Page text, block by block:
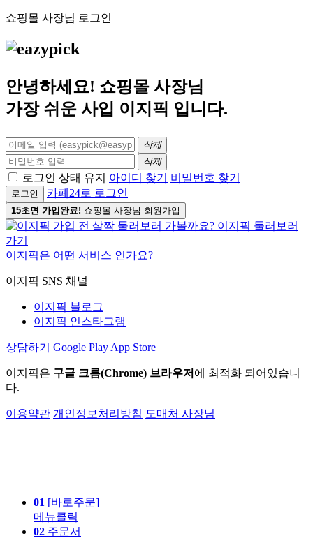
쇼핑몰 사장님 로그인
안녕하세요! 쇼핑몰 사장님
가장 쉬운 사입 이지픽 입니다.
삭제
삭제
로그인 상태 유지 아이디 찾기 비밀번호 찾기
로그인 카페24로 로그인
15초면 가입완료! 쇼핑몰 사장님 회원가입
이지픽은 어떤 서비스 인가요?
이지픽 SNS 채널
이지픽 블로그
이지픽 인스타그램
상담하기 Google Play App Store
이지픽은 구글 크롬(Chrome) 브라우저 에 최적화 되어있습니
다.
이용약관 개인정보처리방침 도매처 사장님
01 [바로주문]
메뉴클릭
02 주문서